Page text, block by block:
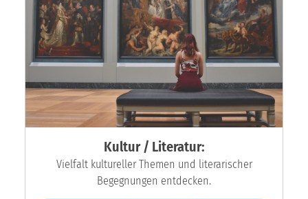
Kultur / Literatur:
Vielfalt kultureller Themen und literarischer
Begegnungen entdecken.